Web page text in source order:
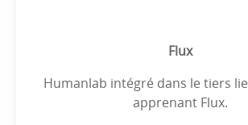
Flux
Humanlab intégré dans le tiers
apprenant Flux.